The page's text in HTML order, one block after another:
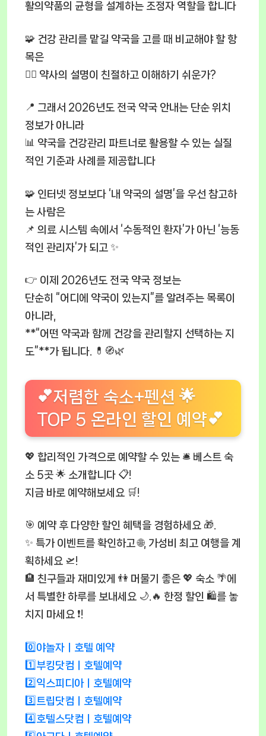
활의약품의 균형을 설계하는 조정자 역할을 합니다
🧩 건강 관리를 맡길 약국을 고를 때 비교해야 할 항
목은
🧑‍⚕️ 약사의 설명이 친절하고 이해하기 쉬운가?
📍 그래서 2026년도 전국 약국 안내는 단순 위치
정보가 아니라
📊 약국을 건강관리 파트너로 활용할 수 있는 실질
적인 기준과 사례를 제공합니다
🧩 인터넷 정보보다 ‘내 약국의 설명’을 우선 참고하
는 사람은
📌 의료 시스템 속에서 ‘수동적인 환자’가 아닌 ‘능동
적인 관리자’가 되고 ✨
👉 이제 2026년도 전국 약국 정보는
단순히 “어디에 약국이 있는지”를 알려주는 목록이
아니라,
**“어떤 약국과 함께 건강을 관리할지 선택하는 지
도”**가 됩니다. 💊🧭🌿
💕저렴한 숙소+펜션 🌟
TOP 5 온라인 할인 예약💕
💖 합리적인 가격으로 예약할 수 있는 🛎️ 베스트 숙
소 5곳 🌟 소개합니다 📋!
지금 바로 예약해보세요 🛒!
🎯 예약 후 다양한 할인 혜택을 경험하세요 🎁.
✨ 특가 이벤트를 확인하고 🌐, 가성비 최고 여행을 계
획하세요 🛫!
🏨 친구들과 재미있게 👫 머물기 좋은 💖 숙소 🌴에
서 특별한 하루를 보내세요 🌙.🔥 한정 할인 🛍️를 놓
치지 마세요 ❗!
0️⃣야놀자ㅣ호텔 예약
1️⃣부킹닷컴ㅣ호텔예약
2️⃣익스피디아ㅣ호텔예약
3️⃣트립닷컴ㅣ호텔예약
4️⃣호텔스닷컴ㅣ호텔예약